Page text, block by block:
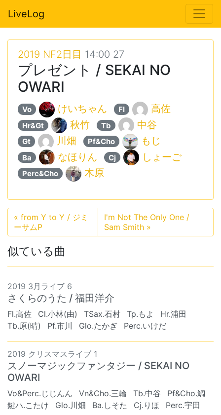
LiveLog
2019 NF2日目 14:00 27
プレゼント / SEKAI NO
OWARI
Vo けいちゃん Fl 高佐
Hr&Gt 秋竹 Tb 中谷
Gt 川畑 Pf&Cho もじ
Ba なほりん Cj しょーご
Perc&Cho 木原
« from Y to Y / ジミ
ーサムP
I'm Not The Only One /
Sam Smith »
似ている曲
2019 3月ライブ 6
さくらのうた / 福田洋介
Fl.高佐 Cl.小林(由) TSax.石村 Tp.もよ
Hr.浦田
Tb.原(晴)
Pf.市川 Glo.たかぎ Perc.いけだ
2019 クリスマスライブ 1
スノーマジックファンタジー / SEKAI NO
OWARI
Vo&Perc.じじんん Vn&Cho.三輪 Tb.中谷
Pf&Cho.鯛
鍵ハ.こたけ
Glo.川畑 Ba.しそた Cj.りほ
Perc.宇田